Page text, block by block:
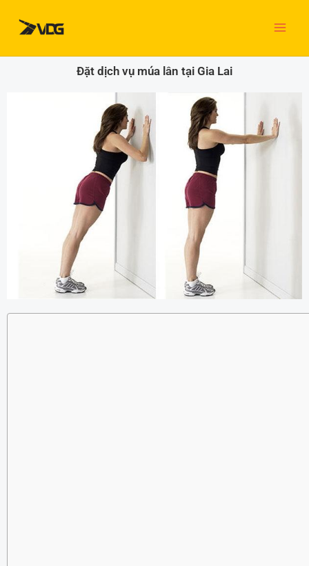
dung
Đặt dịch vụ múa lân tại Gia Lai